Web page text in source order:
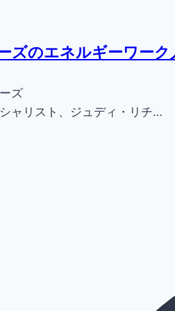
ズのエネルギーワーク
ズ
ャリスト、ジュディ・リチ…